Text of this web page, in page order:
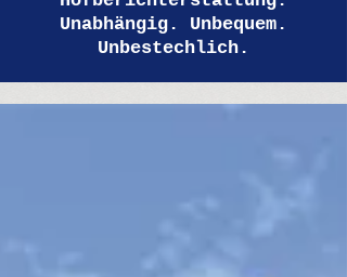
Unabhängig. Unbequem.
Unbestechlich.